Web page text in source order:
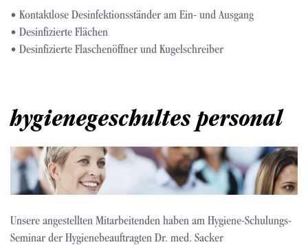
• Kontaktlose Desinfektionsständer am Ein- und Ausgang
• Desinfizierte Flächen
• Desinfizierte Flaschenöffner und Kugelschreiber
hygienegeschultes personal
Bild
Unsere angestellten Mitarbeitenden haben am Hygiene-Schulungs-
Seminar der Hygienebeauftragten Dr. med. Sacker